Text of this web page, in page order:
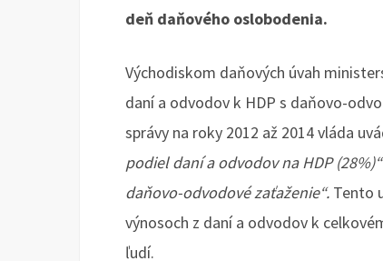
deň daňového oslobodenia.
Východiskom daňových úvah
daní a odvodov k HDP s daňovo-
správy na roky 2012 až 2014 vláda
podiel daní a odvodov na HDP
daňovo-odvodové zaťaženie“. Tento
výnosoch z daní a odvodov k
ľudí.